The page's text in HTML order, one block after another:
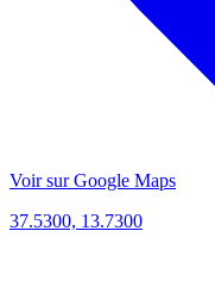
Voir sur Google Maps
37.5300, 13.7300